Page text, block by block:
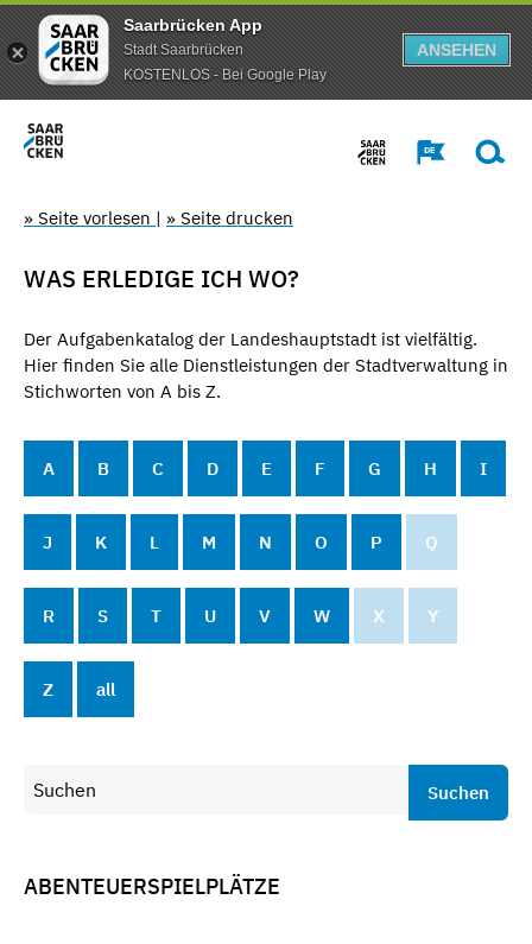
Saarbrücken App
Stadt Saarbrücken
KOSTENLOS - Bei Google Play
ANSEHEN
» Seite vorlesen | » Seite drucken
WAS ERLEDIGE ICH WO?
Der Aufgabenkatalog der Landeshauptstadt ist vielfältig.
Hier finden Sie alle Dienstleistungen der Stadtverwaltung in
Stichworten von A bis Z.
A B C D E F G H I
J K L M N O P Q
R S T U V W X Y
Z all
Suchen
ABENTEUERSPIELPLÄTZE